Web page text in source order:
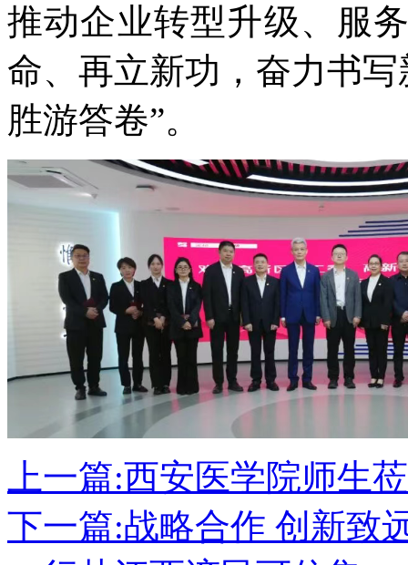
推动企业转型升级、服
命、再立新功，奋力书
胜游答卷”。
上一篇:西安医学院师生
下一篇:战略合作 创新致